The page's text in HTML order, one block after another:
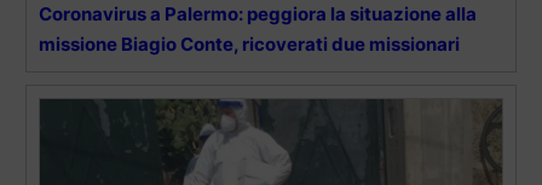
Coronavirus a Palermo: peggiora la situazione alla
missione Biagio Conte, ricoverati due missionari